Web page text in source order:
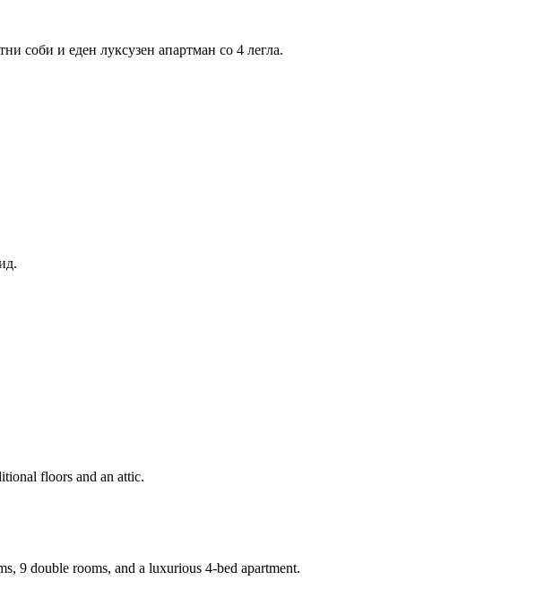
соби и еден луксузен апартман со 4 легла.
floors and an attic.
9 double rooms, and a luxurious 4-bed apartment.